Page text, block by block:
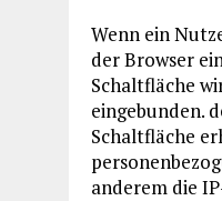
Wenn ein
der Browser
Schaltfläche
eingebunden.
Schaltfläche
anderem die